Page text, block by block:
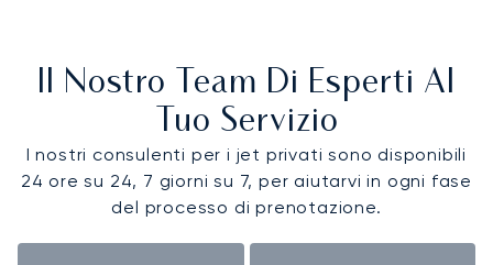
Il Nostro Team Di Esperti Al
Tuo Servizio
I nostri consulenti per i jet privati sono disponibili
24 ore su 24, 7 giorni su 7, per aiutarvi in ogni fase
del processo di prenotazione.